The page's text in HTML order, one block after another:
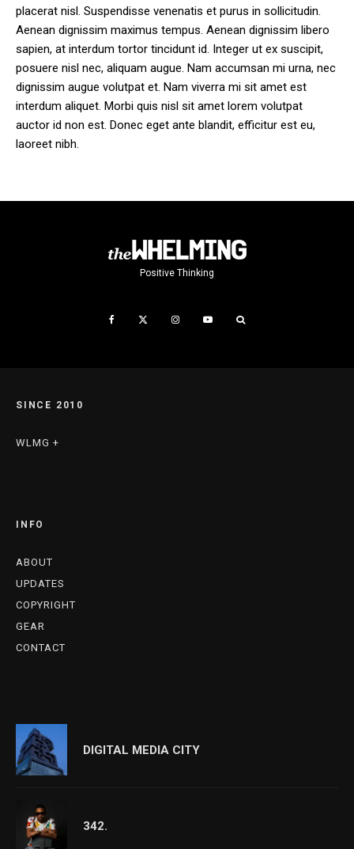
placerat nisl. Suspendisse venenatis et purus in sollicitudin.
Aenean dignissim maximus tempus. Aenean dignissim libero
sapien, at interdum tortor tincidunt id. Integer ut ex suscipit,
posuere nisl nec, aliquam augue. Nam accumsan mi urna, nec
dignissim augue volutpat et. Nam viverra mi sit amet est
interdum aliquet. Morbi quis nisl sit amet lorem volutpat
auctor id non est. Donec eget ante blandit, efficitur est eu,
laoreet nibh.
Positive Thinking
SINCE 2010
WLMG +
INFO
ABOUT
UPDATES
COPYRIGHT
GEAR
CONTACT
DIGITAL MEDIA CITY
342.